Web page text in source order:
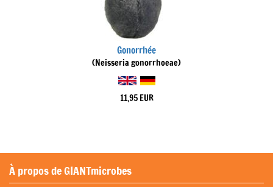
Gonorrhée
(Neisseria gonorrhoeae)
11,95 EUR
À propos de GIANTmicrobes